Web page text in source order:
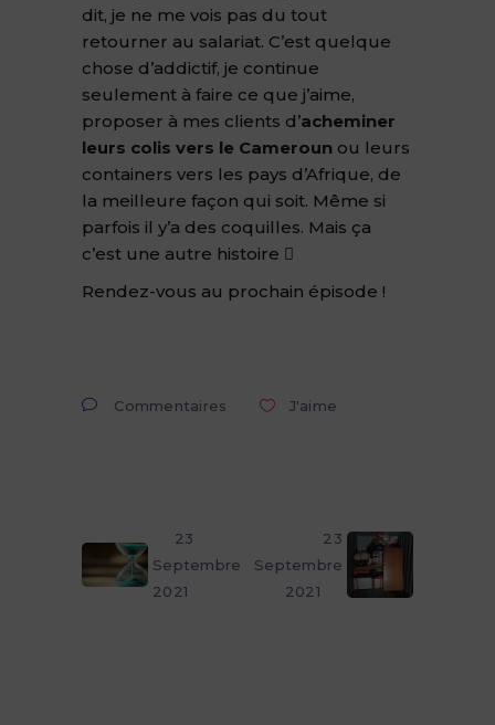
dit, je ne me vois pas du tout
retourner au salariat. C’est quelque
chose d’addictif, je continue
seulement à faire ce que j’aime,
proposer à mes clients d’acheminer
leurs colis vers le Cameroun ou leurs
containers vers les pays d’Afrique, de
la meilleure façon qui soit. Même si
parfois il y’a des coquilles. Mais ça
c’est une autre histoire 
Rendez-vous au prochain épisode !
Commentaires J'aime
23
Septembre
2021
23
Septembre
2021